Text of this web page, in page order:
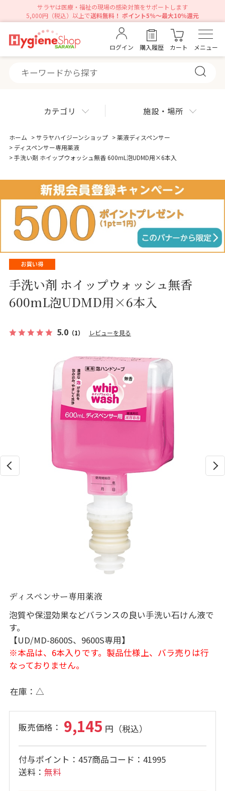
サラヤは医療・福祉の現場の感染対策をサポートします
5,000円（税込）以上で送料無料！ ポイント5％～最大10％還元
ログイン 購入履歴 カート メニュー
カテゴリ 施設・場所
ホーム >サラヤハイジーンショップ >薬液ディスペンサー
> ディスペンサー専用薬液
>手洗い剤 ホイップウォッシュ無香 600mL泡UDMD用×6本入
手洗い剤 ホイップウォッシュ無香
600mL泡UDMD用×6本入
5.0（1） レビューを見る
ディスペンサー専用薬液
泡質や保湿効果などバランスの良い手洗い石けん液で
す。
【UD/MD-8600S、9600S専用】
※本品は、6本入りです。製品仕様上、バラ売りは行
なっておりません。
在庫 △
9,145
付与ポイント 457商品コード
41995
送料
無料